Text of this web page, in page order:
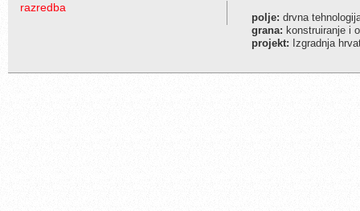
razredba
polje: drvna
grana: konstruiranje i
projekt: Izgradnja